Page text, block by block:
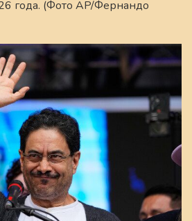
года. (Фото AP/Фернандо